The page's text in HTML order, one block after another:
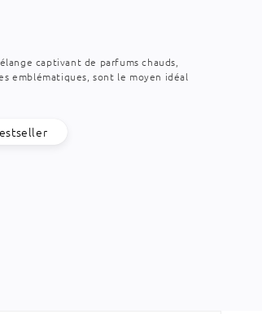
captivant de parfums chauds,
emblématiques, sont le moyen idéal